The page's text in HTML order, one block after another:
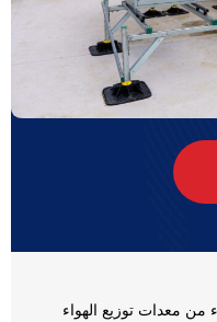
من معدات توزيع الهواء